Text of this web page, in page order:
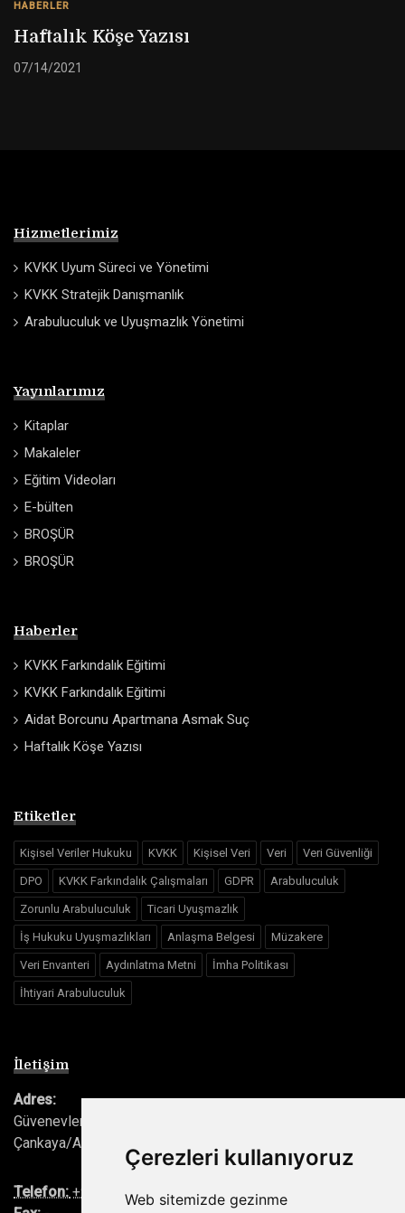
Çerezleri kullanıyoruz
Web sitemizde gezinme
HABERLER
Haftalık Köşe Yazısı
07/14/2021
Hizmetlerimiz
KVKK Uyum Süreci ve Yönetimi
KVKK Stratejik Danışmanlık
Arabuluculuk ve Uyuşmazlık Yönetimi
Yayınlarımız
Kitaplar
Makaleler
Eğitim Videoları
E-bülten
BROŞÜR
BROŞÜR
Haberler
KVKK Farkındalık Eğitimi
KVKK Farkındalık Eğitimi
Aidat Borcunu Apartmana Asmak Suç
Haftalık Köşe Yazısı
Etiketler
Kişisel Veriler Hukuku KVKK Kişisel Veri Veri Veri Güvenliği
DPO KVKK Farkındalık Çalışmaları GDPR Arabuluculuk
Zorunlu Arabuluculuk Ticari Uyuşmazlık
İş Hukuku Uyuşmazlıkları Anlaşma Belgesi Müzakere
Veri Envanteri Aydınlatma Metni İmha Politikası
İhtiyari Arabuluculuk
İletişim
Adres:
Güvenevler, Cinnah Cad. No:38/6, 06690
Çankaya/Ankara/Türkiye
Telefon: +90(530) 339 59 51